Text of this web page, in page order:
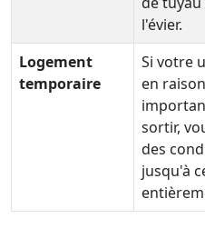
l'évier.
Logement
temporaire
Si votre
en
sortir,
des
jusqu'à